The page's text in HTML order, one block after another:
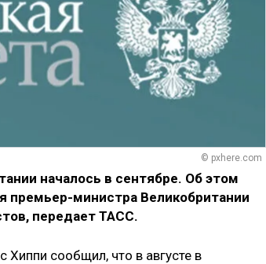
© pxhere.com
началось в сентябре. Об этом
премьер-министра Великобритании
передает ТАСС.
сообщил, что в августе в